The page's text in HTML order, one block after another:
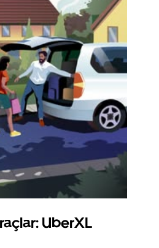
UberXL